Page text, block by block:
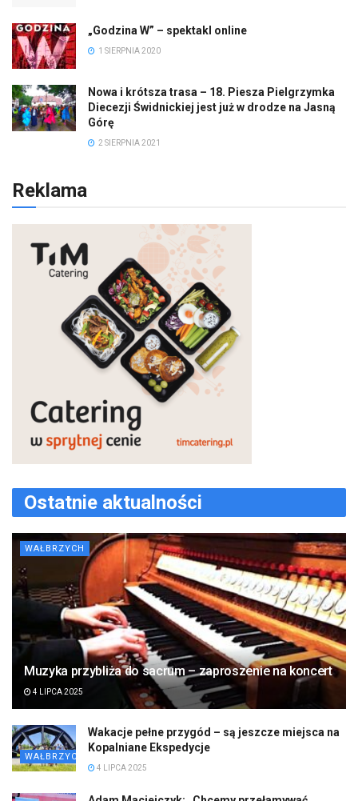
„Godzina W” – spektakl online
1 SIERPNIA 2020
Nowa i krótsza trasa – 18. Piesza Pielgrzymka
Diecezji Świdnickiej jest już w drodze na Jasną
Górę
2 SIERPNIA 2021
Reklama
Ostatnie aktualności
WAŁBRZYCH
Muzyka przybliża do sacrum – zaproszenie na koncert
4 LIPCA 2025
WAŁBRZYCH
Wakacje pełne przygód – są jeszcze miejsca na
Kopalniane Ekspedycje
4 LIPCA 2025